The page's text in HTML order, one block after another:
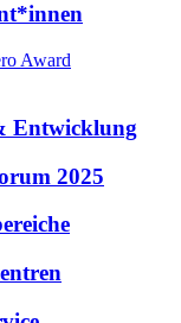
Award
Entwicklung
2025